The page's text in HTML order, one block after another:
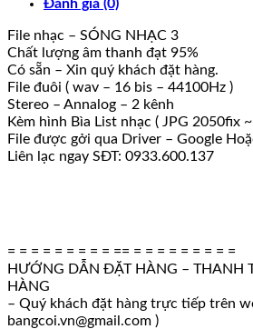
Đánh giá (0)
File nhạc – SÓNG NHẠC 3
Chất lượng âm thanh đạt 95%
Có sẵn – Xin quý khách đặt hàng.
File đuôi ( wav – 16 bis – 44100Hz )
Stereo – Annalog – 2 kênh
Kèm hình Bìa List nhạc ( JPG 2050fix
File được gởi qua Driver – Google
Liên lạc ngay SĐT: 0933.600.137
= = = = = = = = = == = = = = = = = = =
HƯỚNG DẪN ĐẶT HÀNG – THANH
HÀNG
– Quý khách đặt hàng trực tiếp trên
bangcoi.vn@gmail.com )